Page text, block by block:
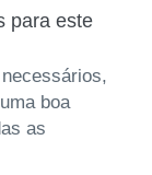
para este
boa
as